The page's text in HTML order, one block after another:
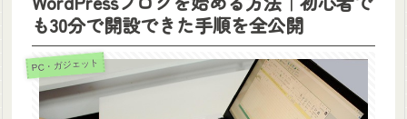
も30分で開設できた手順を全公開
PC・ガジェット